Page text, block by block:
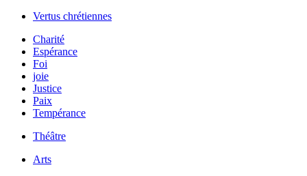
Vertus chrétiennes
Charité
Espérance
Foi
joie
Justice
Paix
Tempérance
Théâtre
Arts